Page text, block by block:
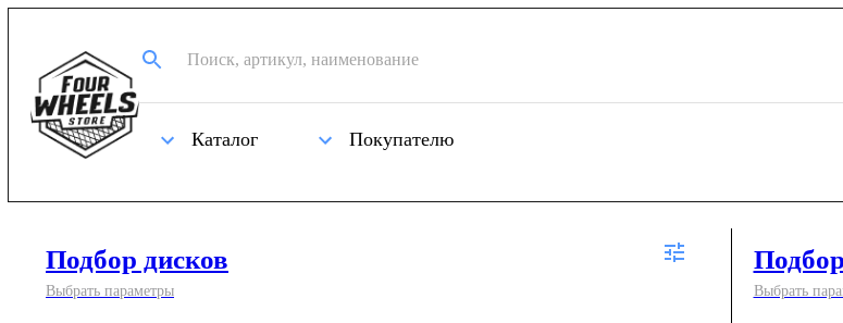
Каталог Покупателю
Подбор дисков
Выбрать параметры Выбрать